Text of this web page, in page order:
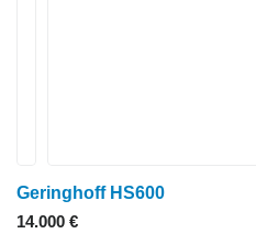
Geringhoff HS600
14.000 €